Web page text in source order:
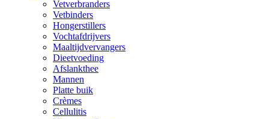
Vetverbranders
Vetbinders
Hongerstillers
Vochtafdrijvers
Maaltijdvervangers
Dieetvoeding
Afslankthee
Mannen
Platte buik
Crèmes
Cellulitis